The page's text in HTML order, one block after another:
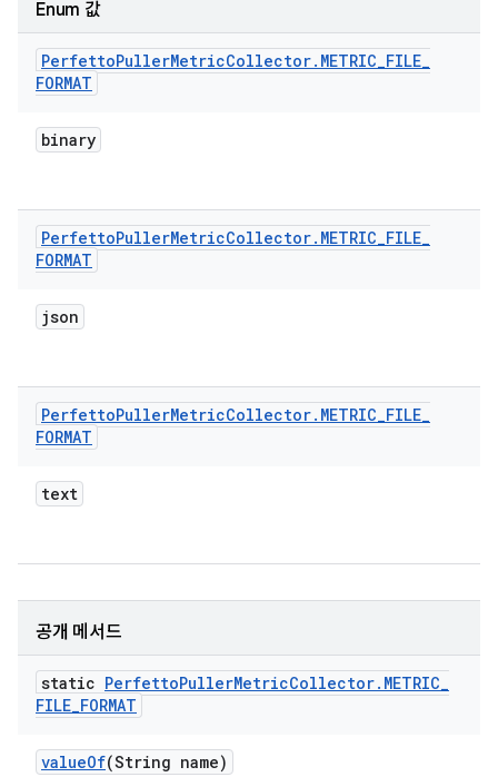
Enum 값
PerfettoPullerMetricCollector. METRIC_FILE_
FORMAT
binary
PerfettoPullerMetricCollector. METRIC_FILE_
FORMAT
json
PerfettoPullerMetricCollector. METRIC_FILE_
FORMAT
text
공개 메서드
static PerfettoPullerMetricCollector. METRIC_
FILE_FORMAT
valueOf(String name)